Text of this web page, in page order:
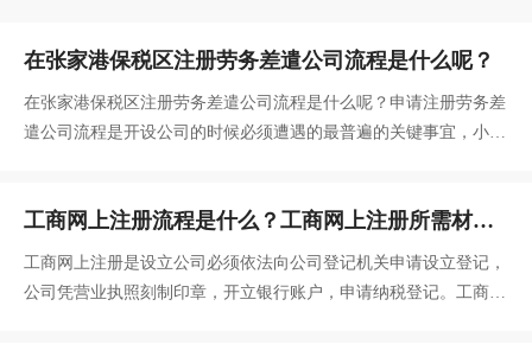
在张家港保税区注册劳务差遣公司流程是什么呢？
在张家港保税区注册劳务差遣公司流程是什么呢？申请注册劳务差
遣公司流程是开设公司的时候必须遭遇的最普遍的关键事宜，小编
工商网上注册流程是什么？工商网上注册所需材
料？
工商网上注册是设立公司必须依法向公司登记机关申请设立登记，
公司凭营业执照刻制印章，开立银行账户，申请纳税登记。工商网